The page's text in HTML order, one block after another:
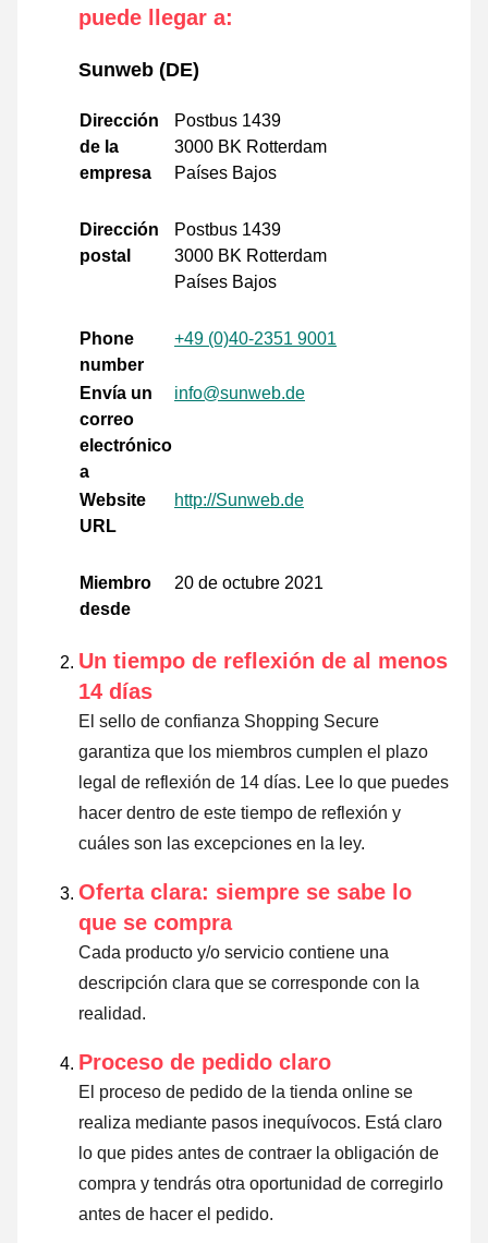
puede llegar a:
Sunweb (DE)
Dirección
de la
empresa
Postbus 1439
3000 BK Rotterdam
Países Bajos
Dirección
postal
Postbus 1439
3000 BK Rotterdam
Países Bajos
Phone
number
+49 (0)40-2351 9001
Envía un
correo
electrónico
a
info@sunweb.de
Website
URL
http://Sunweb.de
Miembro
desde
20 de octubre 2021
Un tiempo de reflexión de al menos
14 días
El sello de confianza Shopping Secure
garantiza que los miembros cumplen el plazo
legal de reflexión de 14 días. Lee lo que puedes
hacer dentro de este tiempo de reflexión y
cuáles son las excepciones en la ley.
Oferta clara: siempre se sabe lo
que se compra
Cada producto y/o servicio contiene una
descripción clara que se corresponde con la
realidad.
Proceso de pedido claro
El proceso de pedido de la tienda online se
realiza mediante pasos inequívocos. Está claro
lo que pides antes de contraer la obligación de
compra y tendrás otra oportunidad de corregirlo
antes de hacer el pedido.